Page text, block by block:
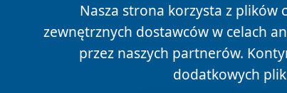
Nasza strona korzysta z plików
zewnętrznych dostawców w celach
przez naszych partnerów.
dodatkowych